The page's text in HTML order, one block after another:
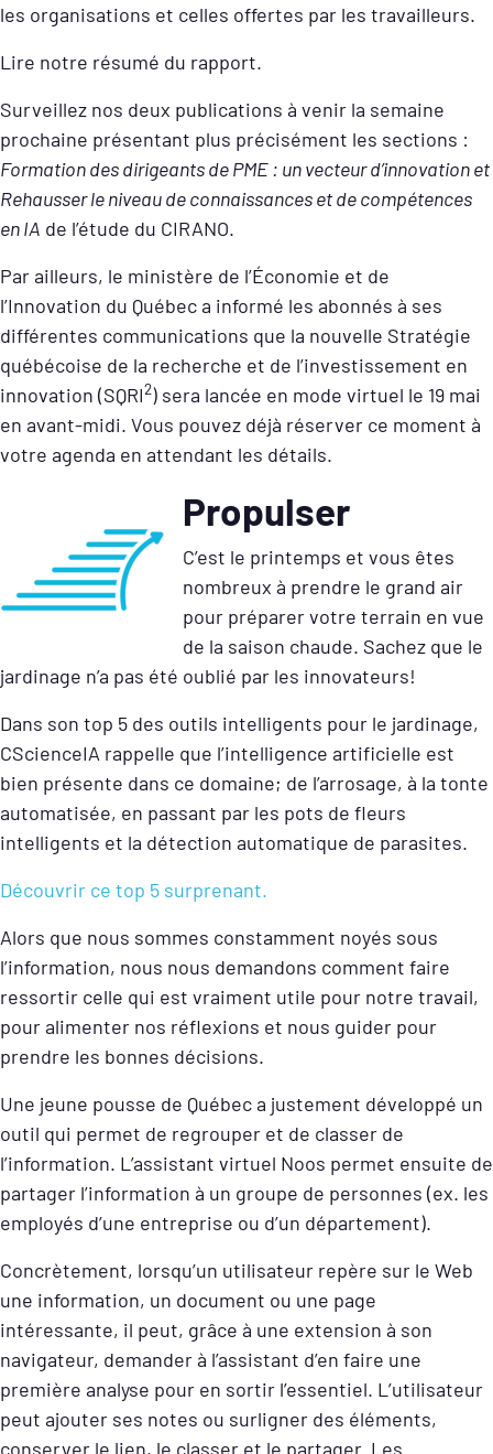
les organisations et celles offertes par les travailleurs.
Lire notre résumé du rapport.
Surveillez nos deux publications à venir la semaine
prochaine présentant plus précisément les sections :
Formation des dirigeants de PME : un vecteur d’innovation et
Rehausser le niveau de connaissances et de compétences
en IA de l’étude du CIRANO.
Par ailleurs, le ministère de l’Économie et de
l’Innovation du Québec a informé les abonnés à ses
différentes communications que la nouvelle Stratégie
québécoise de la recherche et de l’investissement en
innovation (SQRI2) sera lancée en mode virtuel le 19 mai
en avant-midi. Vous pouvez déjà réserver ce moment à
votre agenda en attendant les détails.
Propulser
C’est le printemps et vous êtes
nombreux à prendre le grand air
pour préparer votre terrain en vue
de la saison chaude. Sachez que le
jardinage n’a pas été oublié par les innovateurs!
Dans son top 5 des outils intelligents pour le jardinage,
CScienceIA rappelle que l’intelligence artificielle est
bien présente dans ce domaine; de l’arrosage, à la tonte
automatisée, en passant par les pots de fleurs
intelligents et la détection automatique de parasites.
Découvrir ce top 5 surprenant.
Alors que nous sommes constamment noyés sous
l’information, nous nous demandons comment faire
ressortir celle qui est vraiment utile pour notre travail,
pour alimenter nos réflexions et nous guider pour
prendre les bonnes décisions.
Une jeune pousse de Québec a justement développé un
outil qui permet de regrouper et de classer de
l’information. L’assistant virtuel Noos permet ensuite de
partager l’information à un groupe de personnes (ex. les
employés d’une entreprise ou d’un département).
Concrètement, lorsqu’un utilisateur repère sur le Web
une information, un document ou une page
intéressante, il peut, grâce à une extension à son
navigateur, demander à l’assistant d’en faire une
première analyse pour en sortir l’essentiel. L’utilisateur
peut ajouter ses notes ou surligner des éléments,
conserver le lien, le classer et le partager. Les